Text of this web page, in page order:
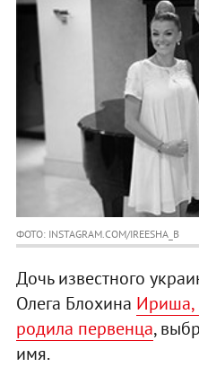
ФОТО: INSTAGRAM.COM/IREESHA_B
Дочь известного
Олега Блохина Ириша,
родила первенца,
имя.